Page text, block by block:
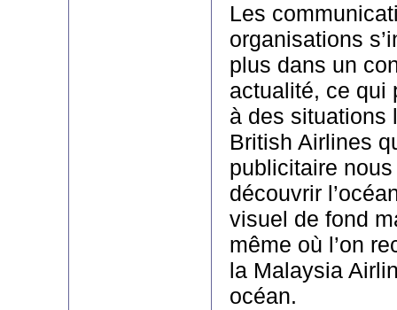
Les
organisations
plus dans un
actualité, ce qui
à des situations
British Airlines
publicitaire
découvrir
visuel de fond
même où l’on
la Malaysia
océan.